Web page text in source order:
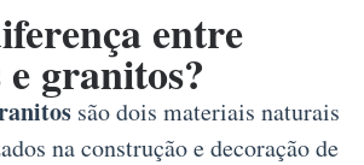
entre
granitos?
são dois materiais naturais
na construção e decoração de